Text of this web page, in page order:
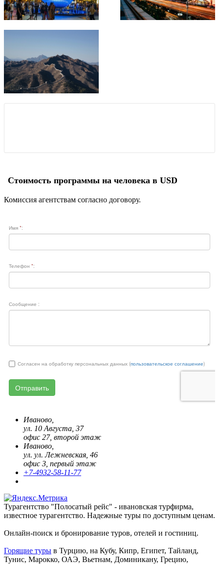
Стоимость программы на человека в USD
Комиссия агентствам согласно договору.
Иваново,
ул. 10 Августа, 37
офис 27, второй этаж
Иваново,
ул. ул. Лежневская, 46
офис 3, первый этаж
+7-4932-58-11-77
Турагентство "Полосатый рейс" - ивановская турфирма,
известное турагентство. Надежные туры по доступным ценам.
Онлайн-поиск и бронирование туров, отелей и гостиниц.
Горящие туры в Турцию, на Кубу, Кипр, Египет, Тайланд,
Тунис, Марокко, ОАЭ, Вьетнам, Доминикану, Грецию,